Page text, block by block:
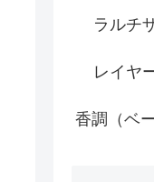
ラルチ
レイヤ
香調（ベ